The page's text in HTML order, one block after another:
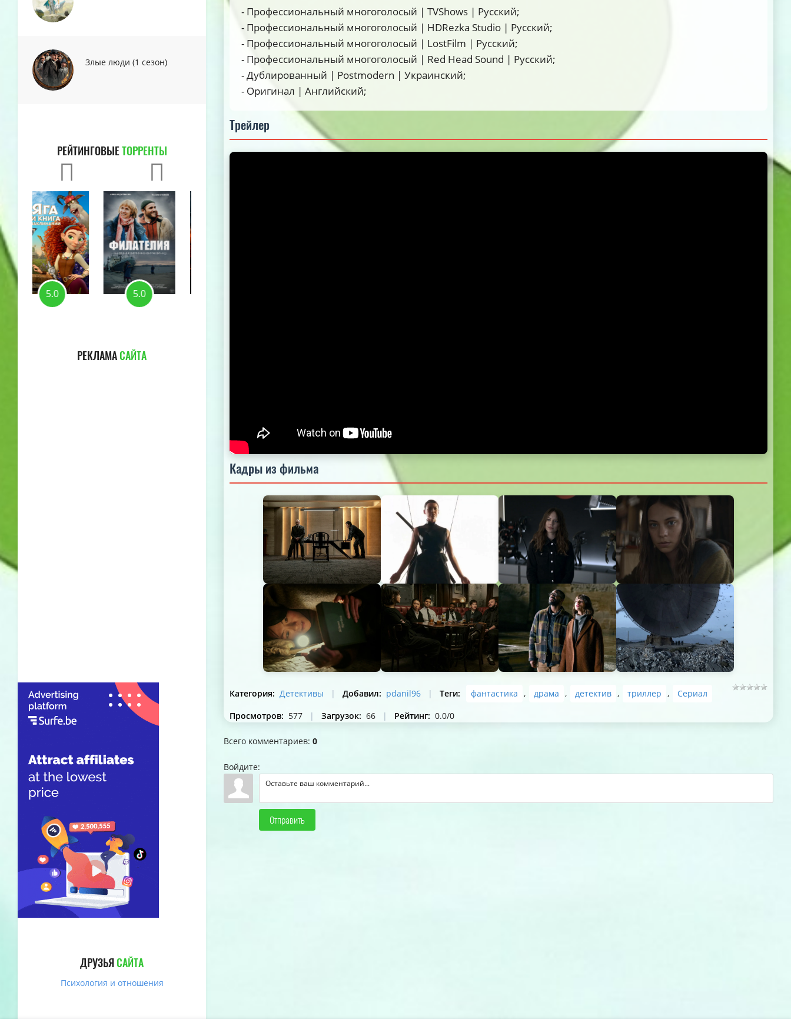
Злые люди (1 сезон)
РЕЙТИНГОВЫЕТОРРЕНТЫ
5.0 5.0
РЕКЛАМАСАЙТА
ДРУЗЬЯСАЙТА
Психология и отношения
- Профессиональный многоголосый | TVShows | Русский;
- Профессиональный многоголосый | HDRezka Studio | Русский;
- Профессиональный многоголосый | LostFilm | Русский;
- Профессиональный многоголосый | Red Head Sound | Русский;
- Дублированный | Postmodern | Украинский;
- Оригинал | Английский;
Трейлер
Кадры из фильма
Категория: Детективы | Добавил: pdanil96 | Теги: фантастика , драма , детектив , триллер ,
Сериал
Просмотров: 577 | Загрузок: 66 | Рейтинг: 0.0/0
Всего комментариев: 0
Войдите:
Отправить